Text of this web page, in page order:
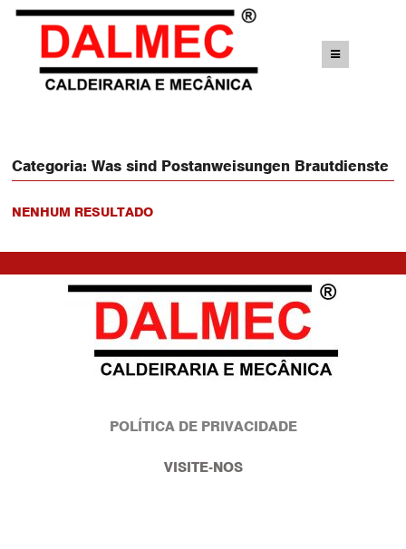
Categoria:Was sind Postanweisungen Brautdienste
NENHUM RESULTADO
POLÍTICA DE PRIVACIDADE
VISITE-NOS